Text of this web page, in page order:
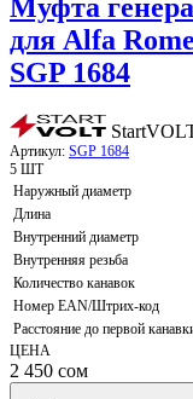
Муфта
для Alfa
SGP 1684
Артикул: SGP 1684
5 ШТ
Наружный диаметр
Длина
Внутренний диаметр
Внутренняя резьба
Количество канавок
Номер EAN/Штрих-код
Расстояние до первой
ЦЕНА
2 450 сом